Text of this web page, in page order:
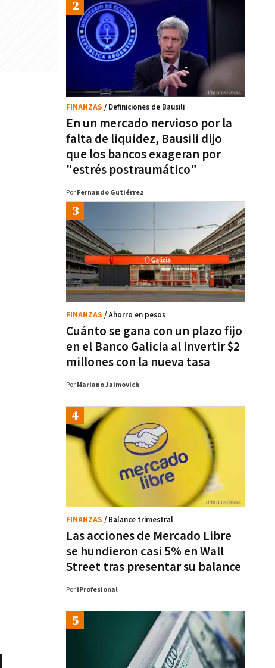
En un mercado nervioso por la
falta de liquidez, Bausili dijo
que los bancos exageran por
"estrés postraumático"
FINANZAS / Definiciones de Bausili
Por Fernando Gutiérrez
Cuánto se gana con un plazo fijo
en el Banco Galicia al invertir $2
millones con la nueva tasa
FINANZAS / Ahorro en pesos
Por Mariano Jaimovich
Las acciones de Mercado Libre
se hundieron casi 5% en Wall
Street tras presentar su balance
FINANZAS / Balance trimestral
Por iProfesional